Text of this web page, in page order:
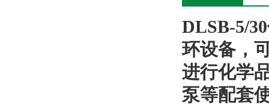
DLSB-5/
环设备，
进行化学
泵等配套